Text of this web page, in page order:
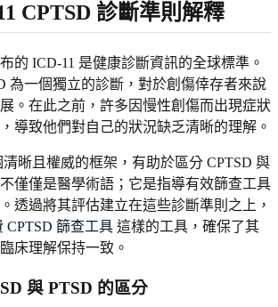
CPTSD 診斷準則解釋
的 ICD-11 是健康診斷資訊的全球標準。
為一個獨立的診斷，對於創傷倖存者來說
。在此之前，許多因慢性創傷而出現症狀
導致他們對自己的狀況缺乏清晰的理解。
晰且權威的框架，有助於區分 CPTSD 與
僅僅是醫學術語；它是指導有效篩查工具
透過將其評估建立在這些診斷準則之上，
CPTSD 篩查工具 這樣的工具，確保了其
床理解保持一致。
與 PTSD 的區分